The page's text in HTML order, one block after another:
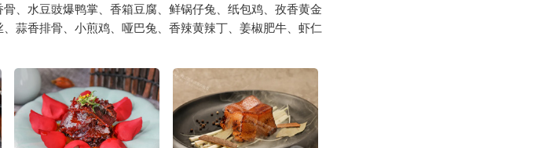
、水豆豉爆鸭掌、香箱豆腐、鲜锅仔兔、纸包鸡、孜香黄金
蒜香排骨、小煎鸡、哑巴兔、香辣黄辣丁、姜椒肥牛、虾仁